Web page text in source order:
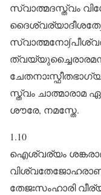
സ്വാത്മദസ്ത്വം
സ്ത്വം
ശൗരേ, നമസ്തേ.
1.10
ഐശ്വര്യം
തേജഃസംഹാരി